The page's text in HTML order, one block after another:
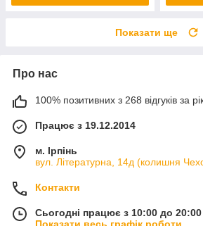
Показати ще
Про нас
100% позитивних з 268 відгуків за
Працює з 19.12.2014
м. Ірпінь
вул. Літературна, 14д (колишня
Контакти
Сьогодні працює з 10:00 до 20:00